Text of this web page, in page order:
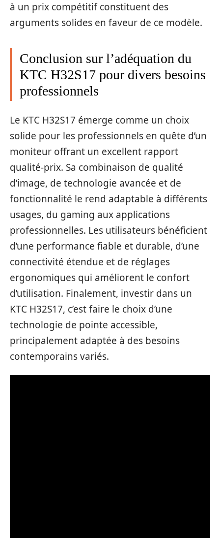
à un prix compétitif constituent des
arguments solides en faveur de ce modèle.
Conclusion sur l’adéquation du
KTC H32S17 pour divers besoins
professionnels
Le KTC H32S17 émerge comme un choix
solide pour les professionnels en quête d’un
moniteur offrant un excellent rapport
qualité-prix. Sa combinaison de qualité
d’image, de technologie avancée et de
fonctionnalité le rend adaptable à différents
usages, du gaming aux applications
professionnelles. Les utilisateurs bénéficient
d’une performance fiable et durable, d’une
connectivité étendue et de réglages
ergonomiques qui améliorent le confort
d’utilisation. Finalement, investir dans un
KTC H32S17, c’est faire le choix d’une
technologie de pointe accessible,
principalement adaptée à des besoins
contemporains variés.